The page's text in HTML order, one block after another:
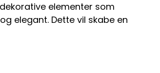
elementer som
elegant. Dette vil skabe en